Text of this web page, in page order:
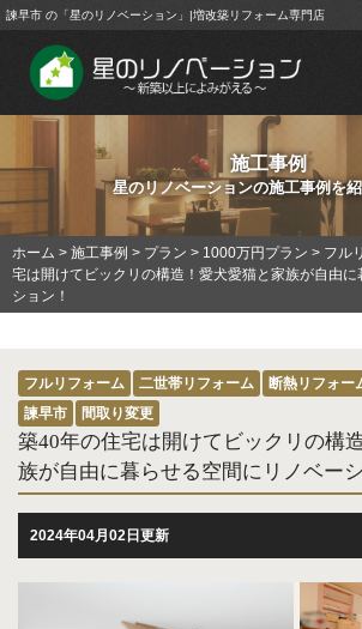
諫早市 の「星のリノベーション」|増改築リフォーム専門店
施工事例
星のリノベーションの施工事例を
ホーム > 施工事例 > プラン > 1000万円プラン > フル
宅は開けてビックリの構造！愛犬愛猫と家族が自由
ション！
フルリフォーム 二世帯リフォーム 断熱リフォー
諫早市
間取り変更
築40年の住宅は開けてビックリの構
族が自由に暮らせる空間にリノベー
2024年04月02日更新